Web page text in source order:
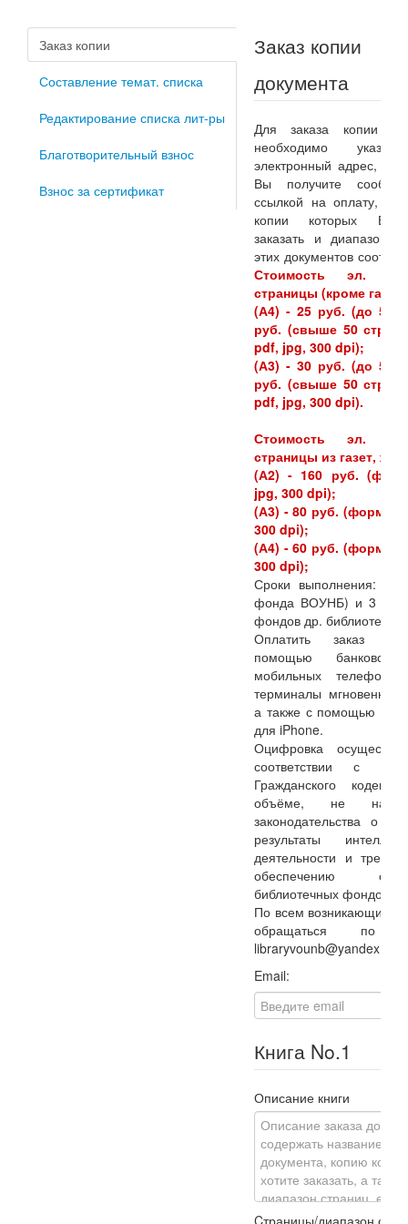
Заказ копии
Составление темат. списка
Редактирование списка лит-ры
Благотворительный взнос
Взнос за сертификат
Заказ копии
документа
Для заказа копии
необходимо
электронный адрес, на
Вы получите
ссылкой на оплату,
копии которых Вы
заказать и диапазоны
этих документов
Стоимость эл.
страницы (кроме
(А4) - 25 руб. (до 50
руб. (свыше 50 стр.)
pdf, jpg, 300 dpi);
(А3) - 30 руб. (до 50
руб. (свыше 50 стр.)
pdf, jpg, 300 dpi).
Стоимость эл.
страницы из газет,
(А2) - 160 руб.
jpg, 300 dpi);
(А3) - 80 руб. (формат
300 dpi);
(А4) - 60 руб. (формат
300 dpi);
Сроки выполнения: 1
фонда ВОУНБ) и 3 - 5
фондов др. библиотек.
Оплатить заказ
помощью
мобильных
терминалы мгновенной
а также с помощью
для iPhone.
Оцифровка осуществляется в
соответствии с IV
Гражданского
объёме, не
законодательства о
результаты
деятельности и
обеспечению
библиотечных фондов.
По всем возникающим
обращаться по
libraryvounb@yandex.ru
Email:
Книга No.1
Описание книги
Cтраницы/диапазон